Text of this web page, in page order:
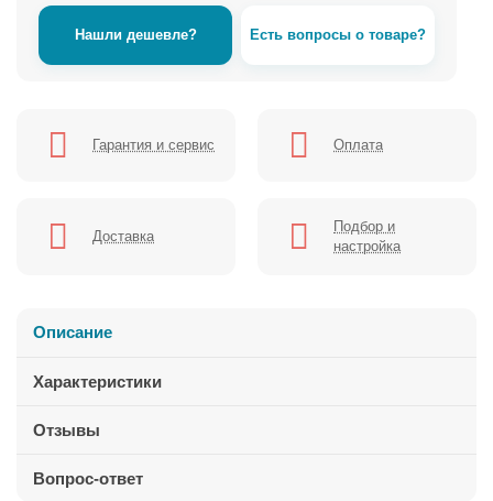
Нашли дешевле? Есть вопросы о товаре?
Гарантия и сервис Оплата
Доставка
Подбор и
настройка
Описание
Характеристики
Отзывы
Вопрос-ответ